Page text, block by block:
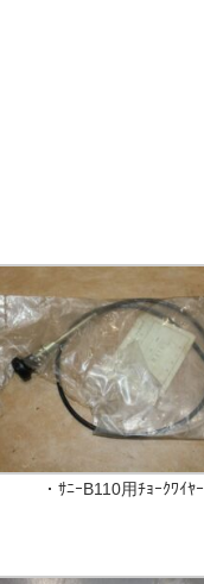
・ｻﾆｰB110用ﾁｮｰｸﾜｲﾔｰ